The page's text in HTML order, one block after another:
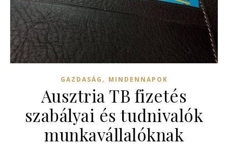
GAZDASÁG , MINDENNAPOK
Ausztria TB fizetés
szabályai és tudnivalók
munkavállalóknak